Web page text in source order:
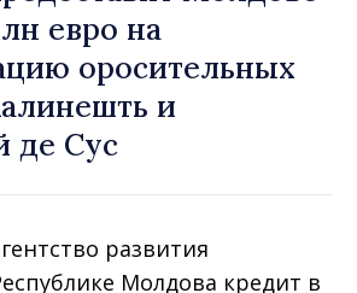
евро на
оросительных
и
де Сус
развития
Молдова кредит в